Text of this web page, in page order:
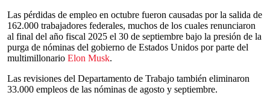
Las pérdidas de empleo en octubre fueron causadas por la salida de
162.000 trabajadores federales, muchos de los cuales renunciaron
al final del año fiscal 2025 el 30 de septiembre bajo la presión de la
purga de nóminas del gobierno de Estados Unidos por parte del
multimillonario Elon Musk.
Las revisiones del Departamento de Trabajo también eliminaron
33.000 empleos de las nóminas de agosto y septiembre.